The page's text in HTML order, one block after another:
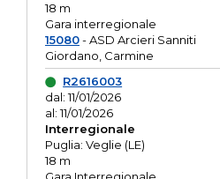
18 m
Gara interregionale
15080- ASD Arcieri Sanniti
Giordano, Carmine
R2616003
dal: 11/01/2026
al: 11/01/2026
Interregionale
Puglia: Veglie (LE)
18 m